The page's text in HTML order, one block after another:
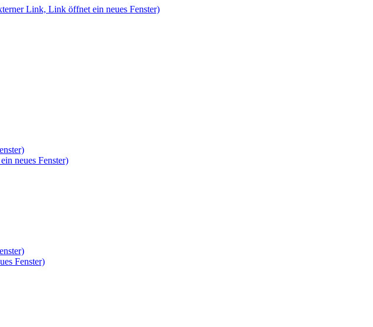
Link, Link öffnet ein neues Fenster)
neues Fenster)
Fenster)